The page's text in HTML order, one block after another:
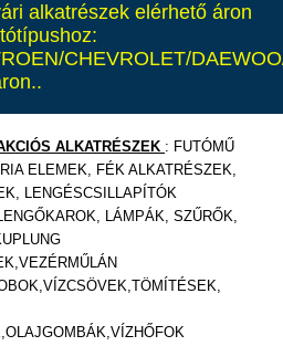
alkatrészek elérhető áron
CHEVROLET/
ALKATRÉSZEK : FUTÓMŰ
ELEMEK, FÉK ALKATRÉSZEK,
LENGÉSCSILLAPÍTÓK
LÁMPÁK, SZŰRŐK,